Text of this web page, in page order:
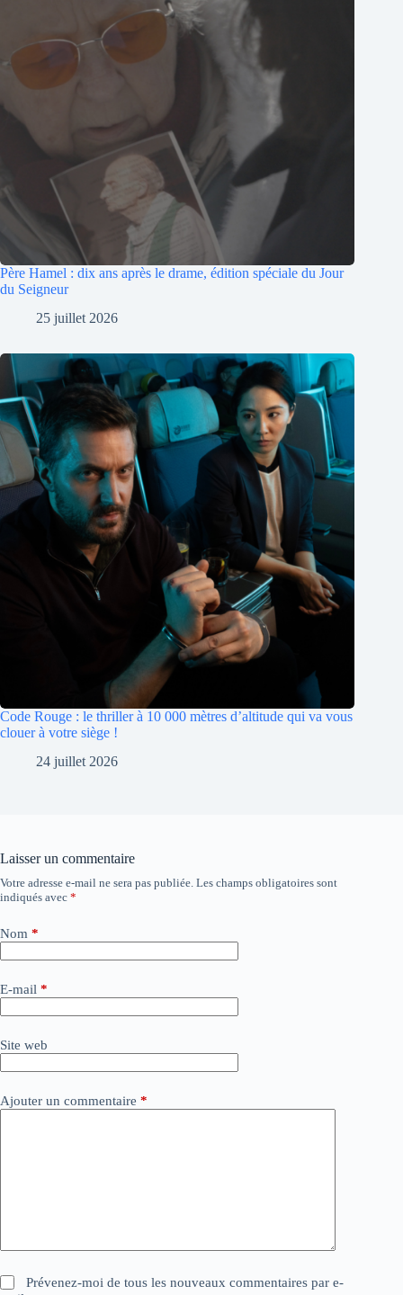
Père Hamel : dix ans après le drame, édition spéciale du Jour
du Seigneur
25 juillet 2026
Code Rouge : le thriller à 10 000 mètres d’altitude qui va vous
clouer à votre siège !
24 juillet 2026
Laisser un commentaire
Votre adresse e-mail ne sera pas publiée. Les champs obligatoires sont
indiqués avec *
Nom *
E-mail *
Site web
Ajouter un commentaire *
Prévenez-moi de tous les nouveaux commentaires par e-
A
l
e
n
a
t
i
e